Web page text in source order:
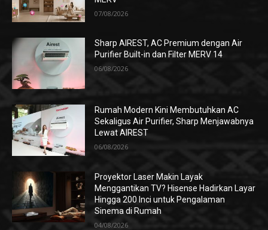
07/08/2026
Sharp AIREST, AC Premium dengan Air
Purifier Built-in dan Filter MERV 14
06/08/2026
Rumah Modern Kini Membutuhkan AC
Sekaligus Air Purifier, Sharp Menjawabnya
Lewat AIREST
06/08/2026
Proyektor Laser Makin Layak
Menggantikan TV? Hisense Hadirkan Layar
Hingga 200 Inci untuk Pengalaman
Sinema di Rumah
04/08/2026